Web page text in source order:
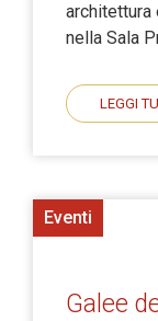
architettura
nella Sala
LEGGI
Eventi
Galee